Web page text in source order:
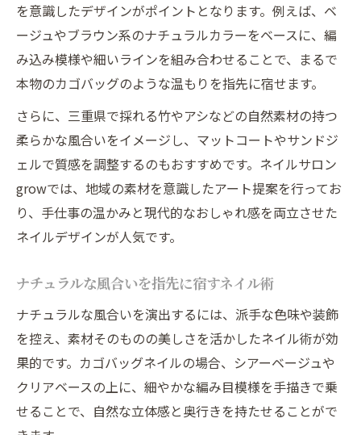
を意識したデザインがポイントとなります。例えば、ベ
ージュやブラウン系のナチュラルカラーをベースに、編
み込み模様や細いラインを組み合わせることで、まるで
本物のカゴバッグのような温もりを指先に宿せます。
さらに、三重県で採れる竹やアシなどの自然素材の持つ
柔らかな風合いをイメージし、マットコートやサンドジ
ェルで質感を調整するのもおすすめです。ネイルサロン
growでは、地域の素材を意識したアート提案を行ってお
り、手仕事の温かみと現代的なおしゃれ感を両立させた
ネイルデザインが人気です。
ナチュラルな風合いを指先に宿すネイル術
ナチュラルな風合いを演出するには、派手な色味や装飾
を控え、素材そのものの美しさを活かしたネイル術が効
果的です。カゴバッグネイルの場合、シアーベージュや
クリアベースの上に、細やかな編み目模様を手描きで乗
せることで、自然な立体感と奥行きを持たせることがで